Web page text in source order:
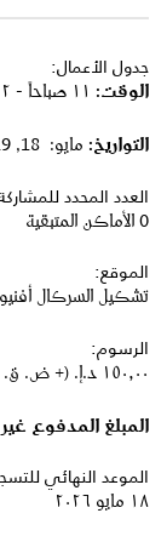
جدول الأعمال:
الوقت:
التواريخ: مايو: 18, 19, 20, 21
العدد المحدد
0 الأماكن المتبقية
الموقع:
تشكيل السركال
الرسوم:
١٥٠٫٠٠ د.إ.‏ (+ ض. ق. م.)
المبلغ المدفوع
الموعد النهائي
١٨ مايو ٢٠٢٦